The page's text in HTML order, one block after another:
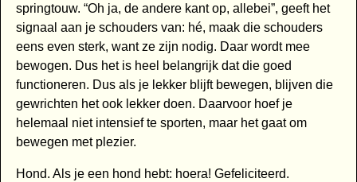
springtouw. “Oh ja, de andere kant op, allebei”, geeft het
signaal aan je schouders van: hé, maak die schouders
eens even sterk, want ze zijn nodig. Daar wordt mee
bewogen. Dus het is heel belangrijk dat die goed
functioneren. Dus als je lekker blijft bewegen, blijven die
gewrichten het ook lekker doen. Daarvoor hoef je
helemaal niet intensief te sporten, maar het gaat om
bewegen met plezier.
Hond. Als je een hond hebt: hoera! Gefeliciteerd.